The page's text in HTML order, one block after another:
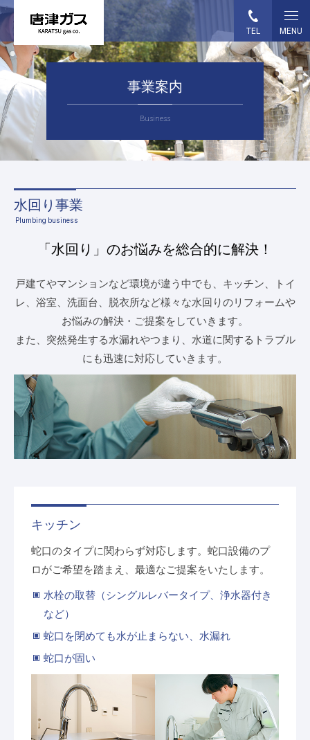
TEL MENU
HOME
事業案内
各種お手続き
ガス機器・設備
企業情報
採用情報
よくある質問 お問い合わせ
緊急の時はこちら
事業案内
Business
水回り事業
Plumbing business
「水回り」のお悩みを総合的に解決！
戸建てやマンションなど環境が違う中でも、キッチン、トイ
レ、浴室、洗面台、脱衣所など様々な水回りのリフォームや
お悩みの解決・ご提案をしていきます。
また、突然発生する水漏れやつまり、水道に関するトラブル
にも迅速に対応していきます。
キッチン
蛇口のタイプに関わらず対応します。蛇口設備のプ
ロがご希望を踏まえ、最適なご提案をいたします。
水栓の取替（シングルレバータイプ、浄水器付き
など）
蛇口を閉めても水が止まらない、水漏れ
蛇口が固い